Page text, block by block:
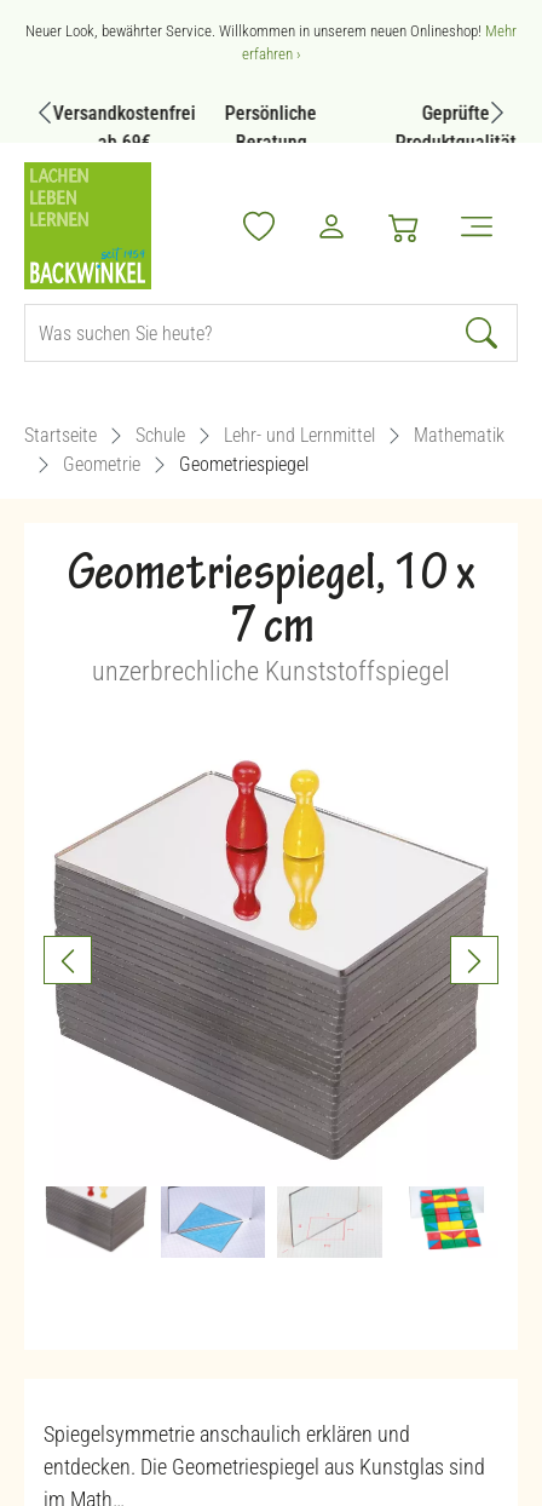
Zum Hauptinhalt springen
Neuer Look, bewährter Service. Willkommen in unserem neuen Onlineshop! Mehr
erfahren ›
Versandkostenfrei
ab 69€
Persönliche
Beratung
Geprüfte
Produktqualität
Startseite Schule Lehr- und Lernmittel
Mathematik
Geometrie
Geometriespiegel
Geometriespiegel, 10 x
7 cm
unzerbrechliche Kunststoffspiegel
Spiegelsymmetrie anschaulich erklären und
entdecken. Die Geometriespiegel aus Kunstglas sind
im Math…